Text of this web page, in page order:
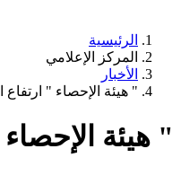
الرئيسية
المركز الإعلامي
الأخبار
" هيئة الإحصاء " ارتفاع الرقم
" هيئة الإحصاء "